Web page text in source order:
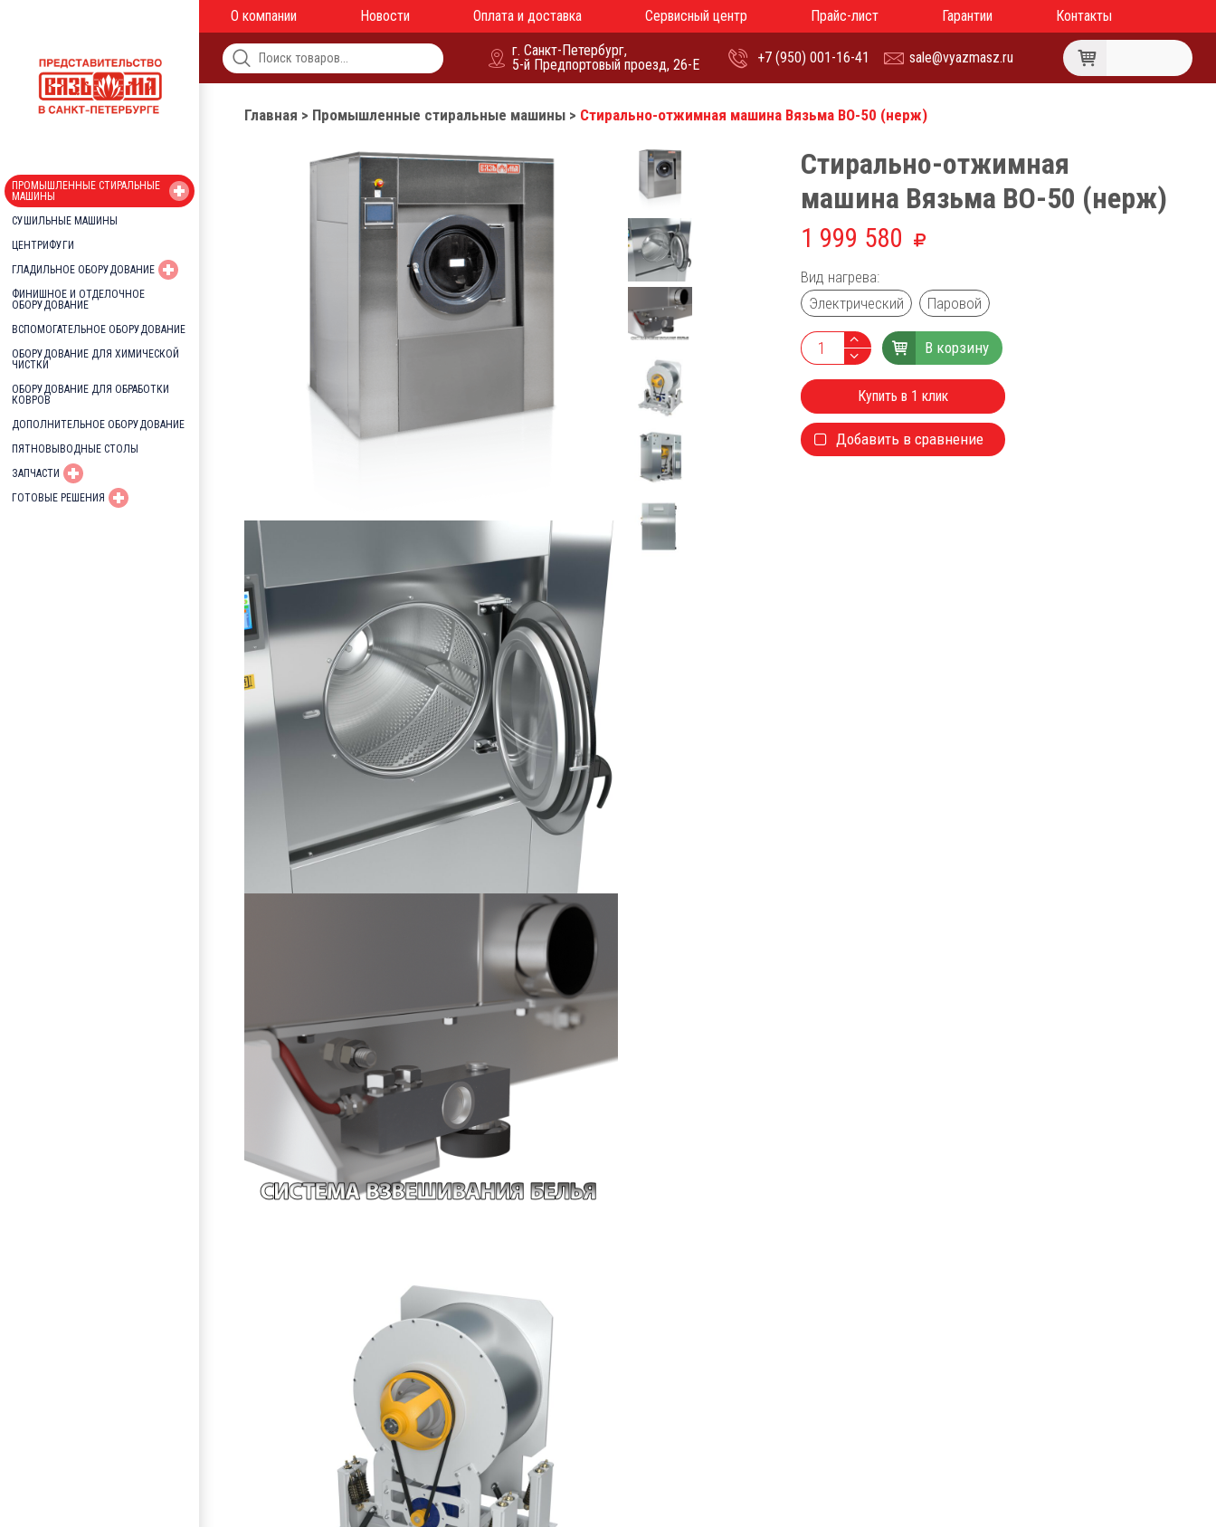
ПРОМЫШЛЕННЫЕ СТИРАЛЬНЫЕ
МАШИНЫ
СУШИЛЬНЫЕ МАШИНЫ
ЦЕНТРИФУГИ
ГЛАДИЛЬНОЕ ОБОРУДОВАНИЕ
ФИНИШНОЕ И ОТДЕЛОЧНОЕ
ОБОРУДОВАНИЕ
ВСПОМОГАТЕЛЬНОЕ ОБОРУДОВАНИЕ
ОБОРУДОВАНИЕ ДЛЯ ХИМИЧЕСКОЙ
ЧИСТКИ
ОБОРУДОВАНИЕ ДЛЯ ОБРАБОТКИ
КОВРОВ
ДОПОЛНИТЕЛЬНОЕ ОБОРУДОВАНИЕ
ПЯТНОВЫВОДНЫЕ СТОЛЫ
ЗАПЧАСТИ
ГОТОВЫЕ РЕШЕНИЯ
О компании Новости Оплата и доставка Сервисный центр Прайс-лист Гарантии
Контакты
г. Санкт-Петербург,
5-й Предпортовый проезд, 26-Е
+7 (950) 001-16-41 sale@vyazmasz.ru
Главная > Промышленные стиральные машины > Стирально-отжимная машина Вязьма ВО-50 (нерж)
Стирально-отжимная
машина Вязьма ВО-50 (нерж)
1 999 580
Вид нагрева:
Электрический
Паровой
В корзину
Купить в 1 клик
Добавить в сравнение